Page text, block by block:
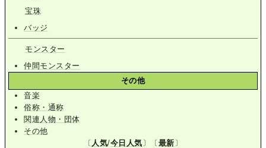
宝珠
バッジ
モンスター
仲間モンスター
その他
音楽
俗称・通称
関連人物・団体
その他
〔 人気/今日人気〕〔最新〕